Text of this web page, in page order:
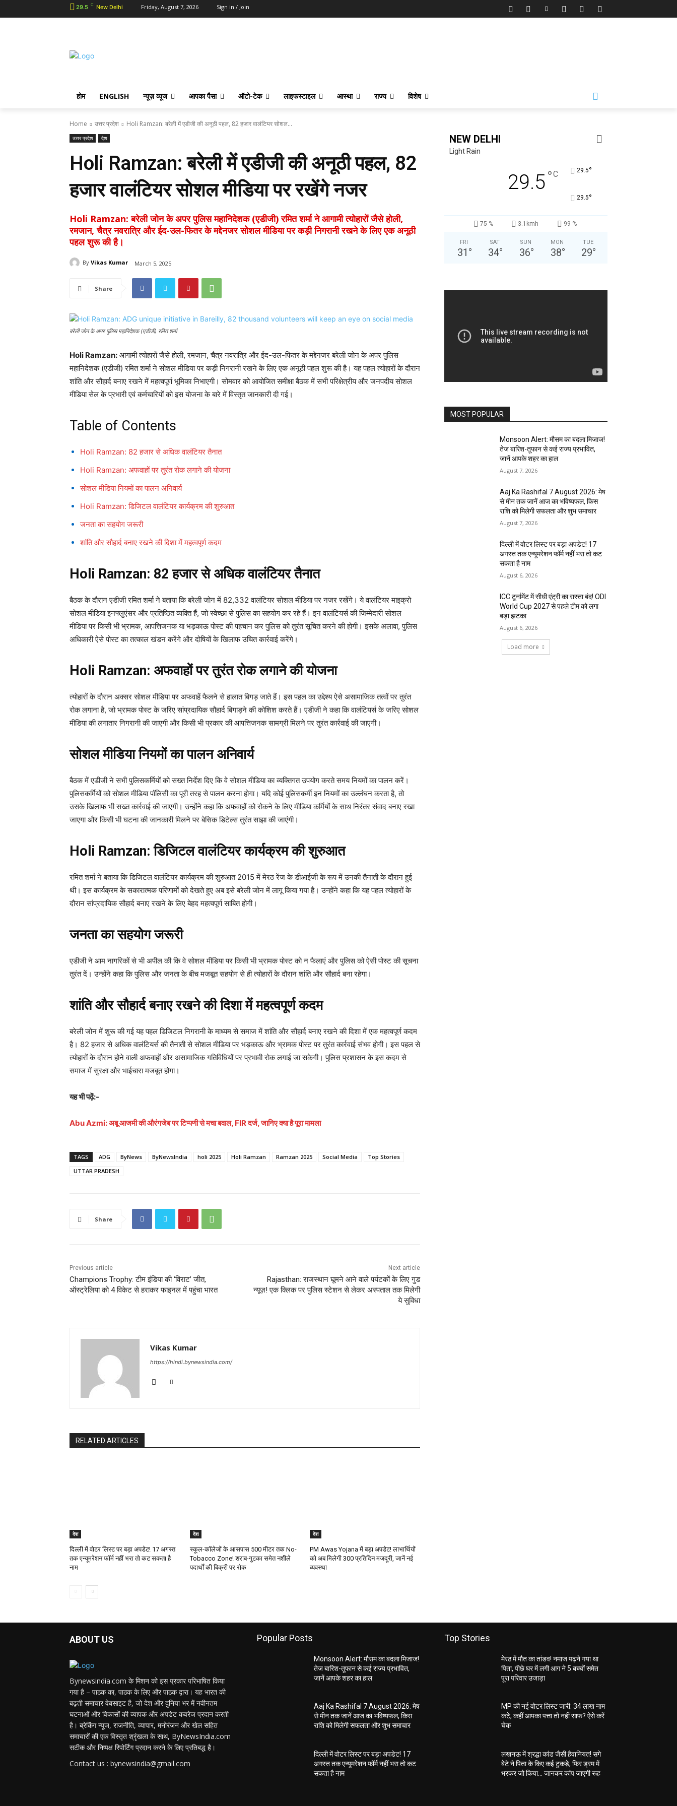
29.5 C New Delhi Friday, August 7, 2026 Sign in / Join
होम ENGLISH न्यूज़ व्यूज आपका पैसा ऑटो-टेक लाइफस्टाइल आस्था राज्य विशेष
Home उत्तर प्रदेश Holi Ramzan: बरेली में एडीजी की अनूठी पहल, 82 हजार वालंटियर सोशल...
उत्तर प्रदेश देश
Holi Ramzan: बरेली में एडीजी की अनूठी पहल, 82
हजार वालंटियर सोशल मीडिया पर रखेंगे नजर
Holi Ramzan: बरेली जोन के अपर पुलिस महानिदेशक (एडीजी) रमित शर्मा ने आगामी त्योहारों जैसे होली,
रमजान, चैत्र नवरात्रि और ईद-उल-फितर के मद्देनजर सोशल मीडिया पर कड़ी निगरानी रखने के लिए एक अनूठी
पहल शुरू की है।
By Vikas Kumar March 5, 2025
Share
बरेली जोन के अपर पुलिस महानिदेशक (एडीजी) रमित शर्मा
Holi Ramzan: आगामी त्योहारों जैसे होली, रमजान, चैत्र नवरात्रि और ईद-उल-फितर के मद्देनजर बरेली जोन के अपर पुलिस
महानिदेशक (एडीजी) रमित शर्मा ने सोशल मीडिया पर कड़ी निगरानी रखने के लिए एक अनूठी पहल शुरू की है। यह पहल त्योहारों के दौरान
शांति और सौहार्द बनाए रखने में महत्वपूर्ण भूमिका निभाएगी। सोमवार को आयोजित समीक्षा बैठक में सभी परिक्षेत्रीय और जनपदीय सोशल
मीडिया सेल के प्रभारी एवं कर्मचारियों को इस योजना के बारे में विस्तृत जानकारी दी गई।
Table of Contents
Holi Ramzan: 82 हजार से अधिक वालंटियर तैनात
Holi Ramzan: अफवाहों पर तुरंत रोक लगाने की योजना
सोशल मीडिया नियमों का पालन अनिवार्य
Holi Ramzan: डिजिटल वालंटियर कार्यक्रम की शुरुआत
जनता का सहयोग जरूरी
शांति और सौहार्द बनाए रखने की दिशा में महत्वपूर्ण कदम
Holi Ramzan: 82 हजार से अधिक वालंटियर तैनात
बैठक के दौरान एडीजी रमित शर्मा ने बताया कि बरेली जोन में 82,332 वालंटियर सोशल मीडिया पर नजर रखेंगे। ये वालंटियर माइक्रो
सोशल मीडिया इनफ्लुएंसर और प्रतिष्ठित व्यक्ति हैं, जो स्वेच्छा से पुलिस का सहयोग कर रहे हैं। इन वालंटियर्स की जिम्मेदारी सोशल
मीडिया पर किसी भी भ्रामक, आपत्तिजनक या भड़काऊ पोस्ट की पहचान कर पुलिस को तुरंत सूचित करने की होगी। इसके अलावा, पुलिस
अधिकारी ऐसे पोस्ट का तत्काल खंडन करेंगे और दोषियों के खिलाफ उचित कार्रवाई करेंगे।
Holi Ramzan: अफवाहों पर तुरंत रोक लगाने की योजना
त्योहारों के दौरान अक्सर सोशल मीडिया पर अफवाहें फैलने से हालात बिगड़ जाते हैं। इस पहल का उद्देश्य ऐसे असामाजिक तत्वों पर तुरंत
रोक लगाना है, जो भ्रामक पोस्ट के जरिए सांप्रदायिक सौहार्द बिगाड़ने की कोशिश करते हैं। एडीजी ने कहा कि वालंटियर्स के जरिए सोशल
मीडिया की लगातार निगरानी की जाएगी और किसी भी प्रकार की आपत्तिजनक सामग्री मिलने पर तुरंत कार्रवाई की जाएगी।
सोशल मीडिया नियमों का पालन अनिवार्य
बैठक में एडीजी ने सभी पुलिसकर्मियों को सख्त निर्देश दिए कि वे सोशल मीडिया का व्यक्तिगत उपयोग करते समय नियमों का पालन करें।
पुलिसकर्मियों को सोशल मीडिया पॉलिसी का पूरी तरह से पालन करना होगा। यदि कोई पुलिसकर्मी इन नियमों का उल्लंघन करता है, तो
उसके खिलाफ भी सख्त कार्रवाई की जाएगी। उन्होंने कहा कि अफवाहों को रोकने के लिए मीडिया कर्मियों के साथ निरंतर संवाद बनाए रखा
जाएगा और किसी भी घटना की जानकारी मिलने पर बेसिक डिटेल्स तुरंत साझा की जाएंगी।
Holi Ramzan: डिजिटल वालंटियर कार्यक्रम की शुरुआत
रमित शर्मा ने बताया कि डिजिटल वालंटियर कार्यक्रम की शुरुआत 2015 में मेरठ रेंज के डीआईजी के रूप में उनकी तैनाती के दौरान हुई
थी। इस कार्यक्रम के सकारात्मक परिणामों को देखते हुए अब इसे बरेली जोन में लागू किया गया है। उन्होंने कहा कि यह पहल त्योहारों के
दौरान सांप्रदायिक सौहार्द बनाए रखने के लिए बेहद महत्वपूर्ण साबित होगी।
जनता का सहयोग जरूरी
एडीजी ने आम नागरिकों से भी अपील की कि वे सोशल मीडिया पर किसी भी भ्रामक पोस्ट को न फैलाएं और पुलिस को ऐसी पोस्ट की सूचना
तुरंत दें। उन्होंने कहा कि पुलिस और जनता के बीच मजबूत सहयोग से ही त्योहारों के दौरान शांति और सौहार्द बना रहेगा।
शांति और सौहार्द बनाए रखने की दिशा में महत्वपूर्ण कदम
बरेली जोन में शुरू की गई यह पहल डिजिटल निगरानी के माध्यम से समाज में शांति और सौहार्द बनाए रखने की दिशा में एक महत्वपूर्ण कदम
है। 82 हजार से अधिक वालंटियर्स की तैनाती से सोशल मीडिया पर भड़काऊ और भ्रामक पोस्ट पर तुरंत कार्रवाई संभव होगी। इस पहल से
त्योहारों के दौरान होने वाली अफवाहों और असामाजिक गतिविधियों पर प्रभावी रोक लगाई जा सकेगी। पुलिस प्रशासन के इस कदम से
समाज में सुरक्षा और भाईचारा मजबूत होगा।
यह भी पढ़ें:-
Abu Azmi: अबू आजमी की औरंगजेब पर टिप्पणी से मचा बवाल, FIR दर्ज, जानिए क्या है पूरा मामला
TAGS ADG ByNews ByNewsIndia holi 2025 Holi Ramzan Ramzan 2025 Social Media
Top Stories
UTTAR PRADESH
Share
Previous article
Champions Trophy: टीम इंडिया की ‘विराट’ जीत,
ऑस्ट्रेलिया को 4 विकेट से हराकर फाइनल में पहुंचा भारत
Next article
Rajasthan: राजस्थान घूमने आने वाले पर्यटकों के लिए गुड
न्यूज़! एक क्लिक पर पुलिस स्टेशन से लेकर अस्पताल तक मिलेगी
ये सुविधा
Vikas Kumar
https://hindi.bynewsindia.com/
RELATED ARTICLES
देश
दिल्ली में वोटर लिस्ट पर बड़ा अपडेट! 17 अगस्त
तक एन्यूमरेशन फॉर्म नहीं भरा तो कट सकता है
नाम
देश
स्कूल-कॉलेजों के आसपास 500 मीटर तक No-
Tobacco Zone! शराब-गुटका समेत नशीले
पदार्थों की बिक्री पर रोक
देश
PM Awas Yojana में बड़ा अपडेट! लाभार्थियों
को अब मिलेगी ₹300 प्रतिदिन मजदूरी, जानें नई
व्यवस्था
NEW DELHI
Light Rain
29.5°C 29.5°
29.5°
75 % 3.1kmh 99 %
FRI
31 °
SAT
34°
SUN
36°
MON
38°
TUE
29°
MOST POPULAR
Monsoon Alert: मौसम का बदला मिजाज!
तेज बारिश-तूफान से कई राज्य प्रभावित,
जानें आपके शहर का हाल
August 7, 2026
Aaj Ka Rashifal 7 August 2026: मेष
से मीन तक जानें आज का भविष्यफल, किस
राशि को मिलेगी सफलता और शुभ समाचार
August 7, 2026
दिल्ली में वोटर लिस्ट पर बड़ा अपडेट! 17
अगस्त तक एन्यूमरेशन फॉर्म नहीं भरा तो कट
सकता है नाम
August 6, 2026
ICC टूर्नामेंट में सीधी एंट्री का रास्ता बंद! ODI
World Cup 2027 से पहले टीम को लगा
बड़ा झटका
August 6, 2026
Load more
ABOUT US
Bynewsindia.com के मिशन को इस प्रकार परिभाषित किया
गया है – पाठक का, पाठक के लिए और पाठक द्वारा। यह भारत की
बढ़ती समाचार वेबसाइट है, जो देश और दुनिया भर में नवीनतम
घटनाओं और विकासों की व्यापक और अपडेट कवरेज प्रदान करती
है। ब्रेकिंग न्यूज, राजनीति, व्यापार, मनोरंजन और खेल सहित
समाचारों की एक विस्तृत श्रृंखला के साथ, ByNewsIndia.com
सटीक और निष्पक्ष रिपोर्टिंग प्रदान करने के लिए प्रतिबद्ध है।
Contact us : bynewsindia@gmail.com
Popular Posts
Monsoon Alert: मौसम का बदला मिजाज!
तेज बारिश-तूफान से कई राज्य प्रभावित,
जानें आपके शहर का हाल
Aaj Ka Rashifal 7 August 2026: मेष
से मीन तक जानें आज का भविष्यफल, किस
राशि को मिलेगी सफलता और शुभ समाचार
दिल्ली में वोटर लिस्ट पर बड़ा अपडेट! 17
अगस्त तक एन्यूमरेशन फॉर्म नहीं भरा तो कट
सकता है नाम
Top Stories
मेरठ में मौत का तांडव! नमाज पढ़ने गया था
पिता, पीछे घर में लगी आग ने 5 बच्चों समेत
पूरा परिवार उजाड़ा
MP की नई वोटर लिस्ट जारी: 34 लाख नाम
कटे, कहीं आपका पत्ता तो नहीं साफ? ऐसे करें
चेक
लखनऊ में श्रद्धा कांड जैसी हैवानियत! सगे
बेटे ने पिता के किए कई टुकड़े, फिर ड्रम में
भरकर जो किया… जानकर कांप जाएगी रूह